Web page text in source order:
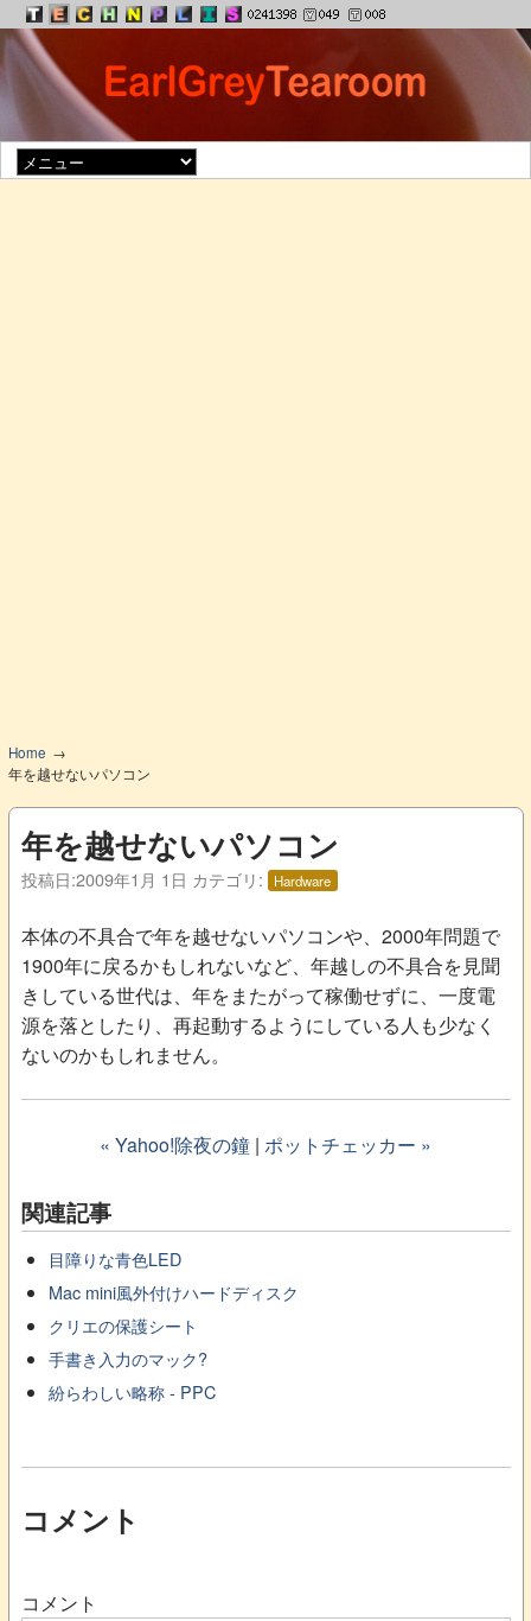
Home
年を越せないパソコン
年を越せないパソコン
投稿日:2009年1月 1日 カテゴリ: Hardware
本体の不具合で年を越せないパソコンや、2000年問題で
1900年に戻るかもしれないなど、年越しの不具合を見聞
きしている世代は、年をまたがって稼働せずに、一度電
源を落としたり、再起動するようにしている人も少なく
ないのかもしれません。
« Yahoo!除夜の鐘 | ポットチェッカー »
関連記事
目障りな青色LED
Mac mini風外付けハードディスク
クリエの保護シート
手書き入力のマック?
紛らわしい略称 - PPC
コメント
コメント